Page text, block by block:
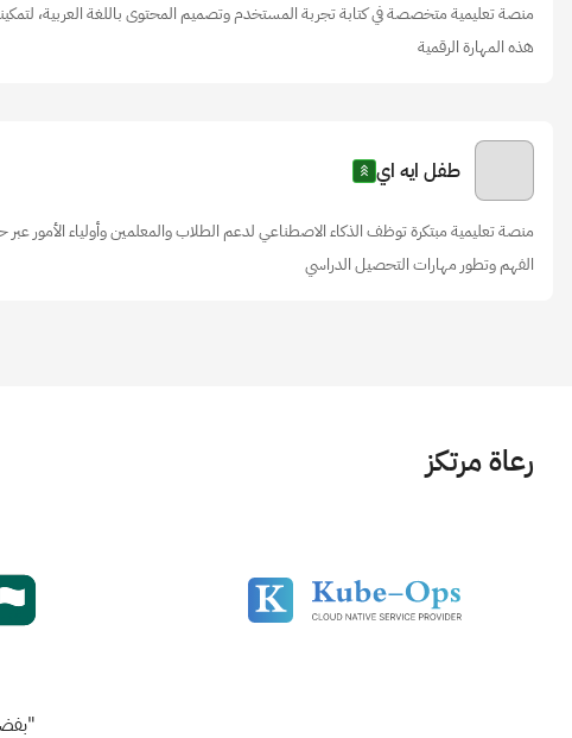
منصة تعليمية متخصصة في كتابة تجربة المستخدم وتصميم المحتوى باللغة العربية،
هذه المهارة الرقمية
طفل ايه اي
منصة تعليمية مبتكرة توظف الذكاء الاصطناعي لدعم الطلاب والمعلمين وأولياء الأمور عبر
الفهم وتطور مهارات التحصيل الدراسي
رعاة مرتكز